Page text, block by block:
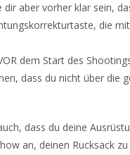
aber vorher klar sein,
die
dem Start des
dass du nicht über die
dass du deine
an, deinen Rucksack